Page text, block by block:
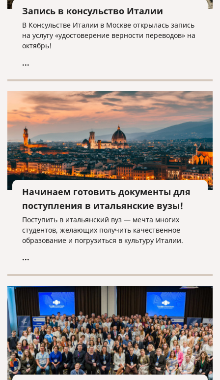
Запись в консульство Италии
В Консульстве Италии в Москве открылась запись
на услугу «удостоверение верности переводов» на
октябрь!
...
Начинаем готовить документы для
поступления в итальянские вузы!
Поступить в итальянский вуз — мечта многих
студентов, желающих получить качественное
образование и погрузиться в культуру Италии.
...